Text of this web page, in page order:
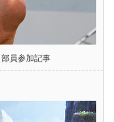
部員参加記事